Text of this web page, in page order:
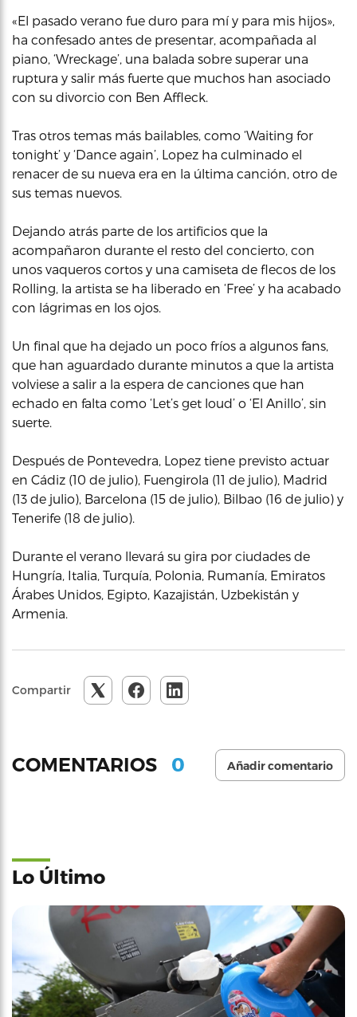
«El pasado verano fue duro para mí y para mis hijos»,
ha confesado antes de presentar, acompañada al
piano, ‘Wreckage’, una balada sobre superar una
ruptura y salir más fuerte que muchos han asociado
con su divorcio con Ben Affleck.
Tras otros temas más bailables, como ‘Waiting for
tonight’ y ‘Dance again’, Lopez ha culminado el
renacer de su nueva era en la última canción, otro de
sus temas nuevos.
Dejando atrás parte de los artificios que la
acompañaron durante el resto del concierto, con
unos vaqueros cortos y una camiseta de flecos de los
Rolling, la artista se ha liberado en ‘Free’ y ha acabado
con lágrimas en los ojos.
Un final que ha dejado un poco fríos a algunos fans,
que han aguardado durante minutos a que la artista
volviese a salir a la espera de canciones que han
echado en falta como ‘Let’s get loud’ o ‘El Anillo’, sin
suerte.
Después de Pontevedra, Lopez tiene previsto actuar
en Cádiz (10 de julio), Fuengirola (11 de julio), Madrid
(13 de julio), Barcelona (15 de julio), Bilbao (16 de julio) y
Tenerife (18 de julio).
Durante el verano llevará su gira por ciudades de
Hungría, Italia, Turquía, Polonia, Rumanía, Emiratos
Árabes Unidos, Egipto, Kazajistán, Uzbekistán y
Armenia.
Compartir
COMENTARIOS 0 Añadir comentario
Lo Último